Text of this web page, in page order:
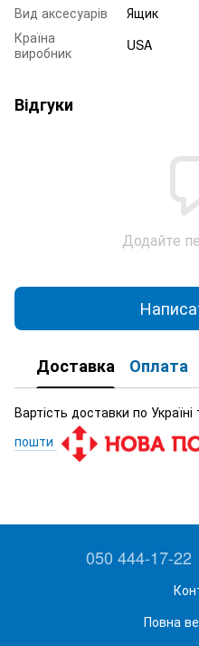
Вид аксесуарів
Ящик
Країна
виробник
USA
Відгуки
Додайте
Доставка Оплата
Вартість доставки по Україні
пошти
050 444-17-22
Повна